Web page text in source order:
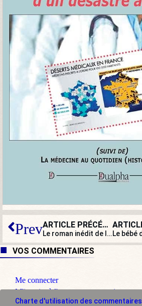
Prev ARTICLE PRÉCÉDENT
Le roman inédit de l’été : Derrière le mur (14)
VOS COMMENTAIRES
Me connecter
M'inscrire à l'espace commentaire
Charte d'utilisation des commentaires